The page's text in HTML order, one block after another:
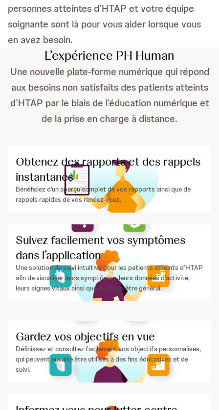
personnes atteintes d’HTAP et votre équipe
soignante sont là pour vous aider lorsque vous
en avez besoin.
L’expérience PH Human
Une nouvelle plate-forme numérique qui répond
aux besoins non satisfaits des patients atteints
d’HTAP par le biais de l’éducation numérique et
de la prise en charge à distance.
Obtenez des rapports et des rappels
instantanés
Bénéficiez d’un aperçu complet de vos rapports ainsi que de
rappels rapides de vos rendez-vous.
Suivez facilement vos symptômes
dans l’application
Une solution de suivi intuitive pour les patients atteints d’HTAP
afin de visualiser leurs symptômes, leurs données d’activité,
leurs signes vitaux ainsi que leur bien-être général.
Gardez vos objectifs en vue
Définissez et consultez facilement vos objectifs personnalisés,
qui peuvent ensuite être utilisés à des fins éducatives et de
suivi.